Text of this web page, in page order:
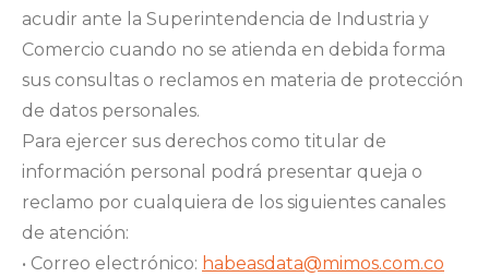
acudir ante la Superintendencia de Industria y
Comercio cuando no se atienda en debida forma
sus consultas o reclamos en materia de protección
de datos personales.
Para ejercer sus derechos como titular de
información personal podrá presentar queja o
reclamo por cualquiera de los siguientes canales
de atención:
• Correo electrónico: habeasdata@mimos.com.co